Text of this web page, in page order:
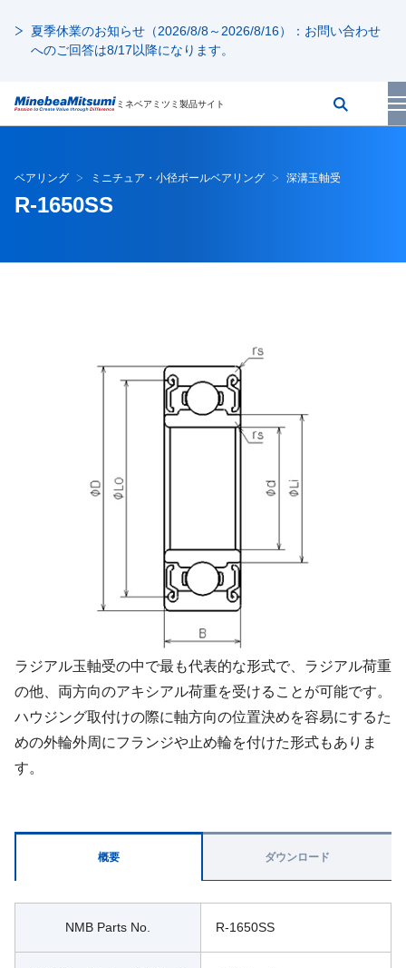
夏季休業のお知らせ（2026/8/8～2026/8/16）：お問い合わせ
へのご回答は8/17以降になります。
ミネベアミツミ製品サイト
ベアリング ミニチュア・小径ボールベアリング 深溝玉軸受
R-1650SS
ラジアル玉軸受の中で最も代表的な形式で、ラジアル荷重
の他、両方向のアキシアル荷重を受けることが可能です。
ハウジング取付けの際に軸方向の位置決めを容易にするた
めの外輪外周にフランジや止め輪を付けた形式もありま
す。
概要
NMB Parts No. R-1650SS
ダウンロード